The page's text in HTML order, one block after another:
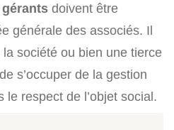
doivent être
générale des associés. Il
société ou bien une tierce
s’occuper de la gestion
respect de l’objet social.